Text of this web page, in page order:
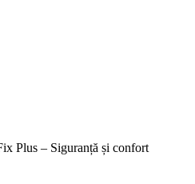
Plus – Siguranță și confort